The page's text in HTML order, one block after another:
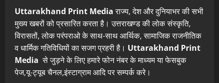
Uttarakhand Print Mediaराज्य, देश और दुनियाभर की सभी
मुख्य खबरों को प्रसारित करता है। उत्तराखण्ड की लोक संस्कृति,
विरासतों, लोक परंपराओ के साथ-साथ आर्थिक, सामाजिक राजनीतिक
व धार्मिक गतिविधियों का सजग प्रहरी है। Uttarakhand Print
Media से जुड़ने के लिए हमारे फोन नंबर के माध्यम या फेसबुक
पेज,यू-ट्यूब चैनल,इंस्टाग्राम आदि पर सम्पर्क करे।